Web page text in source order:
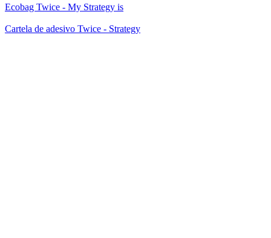
Ecobag Twice - My Strategy is
Cartela de adesivo Twice - Strategy